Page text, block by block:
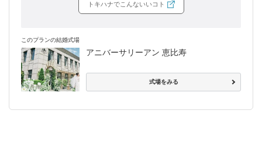
トキハナでこんないいコト
このプランの結婚式場
アニバーサリーアン 恵比寿
式場をみる